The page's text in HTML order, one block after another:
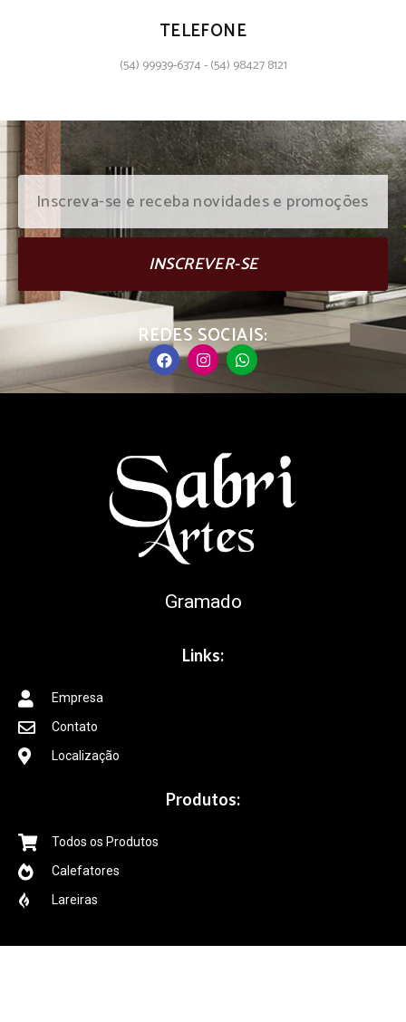
TELEFONE
(54) 99939-6374 - (54) 98427 8121
INSCREVER-SE
REDES SOCIAIS:
Gramado
Links:
Empresa
Contato
Localização
Produtos:
Todos os Produtos
Calefatores
Lareiras
Redes Sociais: